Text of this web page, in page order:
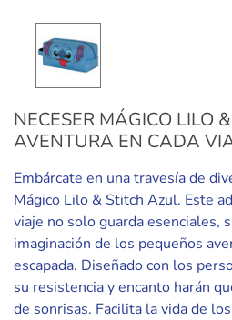
NECESER MÁGICO LILO
AVENTURA EN CADA
Embárcate en una travesía de
Mágico Lilo & Stitch Azul. Este
viaje no solo guarda esenciales,
imaginación de los pequeños
escapada. Diseñado con los
su resistencia y encanto harán
de sonrisas. Facilita la vida de